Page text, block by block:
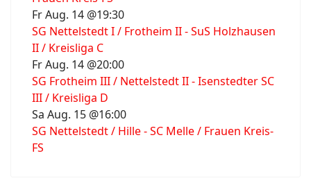
Fr Aug. 14 @19:30
SG Nettelstedt I / Frotheim II - SuS Holzhausen
II / Kreisliga C
Fr Aug. 14 @20:00
SG Frotheim III / Nettelstedt II - Isenstedter SC
III / Kreisliga D
Sa Aug. 15 @16:00
SG Nettelstedt / Hille - SC Melle / Frauen Kreis-
FS